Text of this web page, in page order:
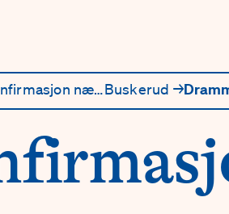
Finn informasjon om konfirmasjon nær deg →
Buskerud →